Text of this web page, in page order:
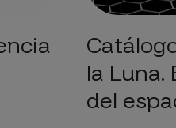
la Luna.
del